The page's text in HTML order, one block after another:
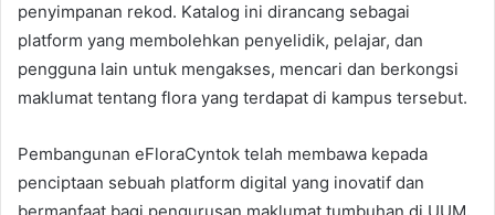
penyimpanan rekod. Katalog ini dirancang sebagai
platform yang membolehkan penyelidik, pelajar, dan
pengguna lain untuk mengakses, mencari dan berkongsi
maklumat tentang flora yang terdapat di kampus tersebut.
Pembangunan eFloraCyntok telah membawa kepada
penciptaan sebuah platform digital yang inovatif dan